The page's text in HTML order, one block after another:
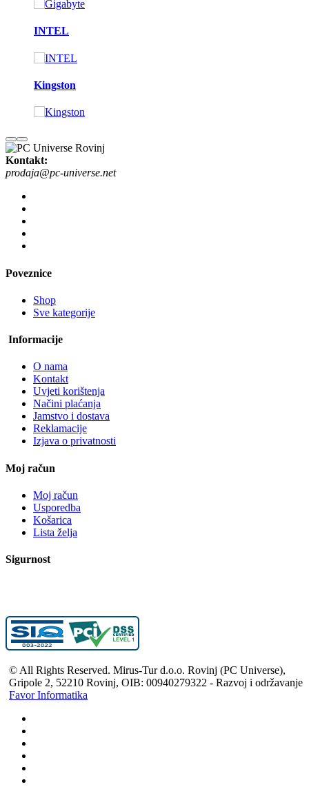
INTEL
Kingston
Kontakt:
prodaja@pc-universe.net
Poveznice
Shop
Sve kategorije
Informacije
O nama
Kontakt
Uvjeti korištenja
Načini plaćanja
Jamstvo i dostava
Reklamacije
Izjava o privatnosti
Moj račun
Moj račun
Usporedba
Košarica
Lista želja
Sigurnost
© All Rights Reserved. Mirus-Tur d.o.o. Rovinj (PC Universe),
Gripole 2, 52210 Rovinj, OIB: 00940279322 - Razvoj i održavanje
Favor Informatika